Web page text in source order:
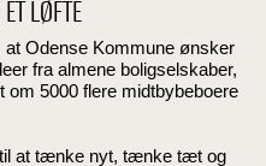
LØFTE
Odense Kommune ønsker
fra almene boligselskaber,
5000 flere midtbybeboere
at tænke nyt, tænke tæt og